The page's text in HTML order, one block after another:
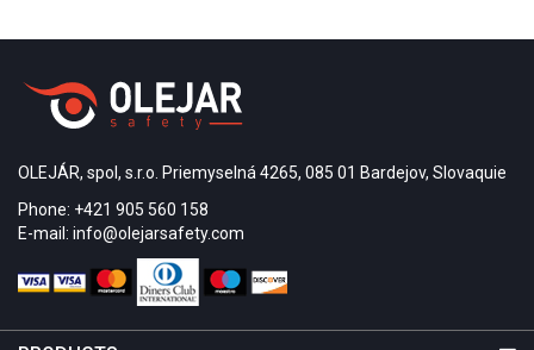
OLEJÁR, spol, s.r.o. Priemyselná 4265, 085 01 Bardejov, Slovaquie
Phone: +421 905 560 158
E-mail: info@olejarsafety.com